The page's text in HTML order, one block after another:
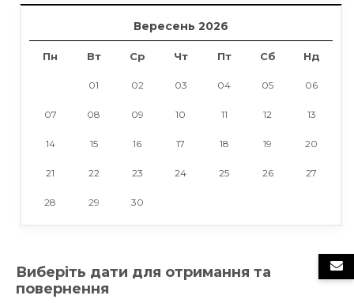
Вересень 2026
Пн Вт Ср Чт Пт Сб Нд
01 02 03 04 05 06
07 08 09 10 11 12 13
14 15 16 17 18 19 20
21 22 23 24 25 26 27
28 29 30
Виберіть дати для отримання та
повернення